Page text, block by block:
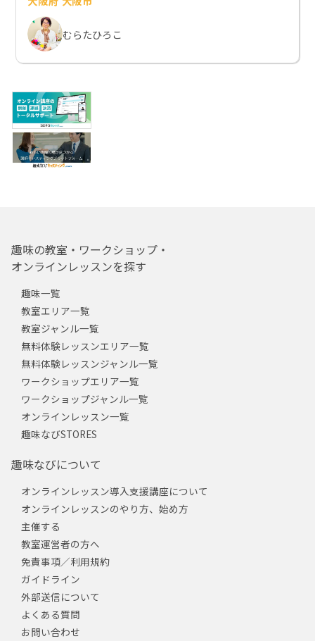
むらたひろこ
趣味の教室・ワークショップ・
オンラインレッスンを探す
趣味一覧
教室エリア一覧
教室ジャンル一覧
無料体験レッスンエリア一覧
無料体験レッスンジャンル一覧
ワークショップエリア一覧
ワークショップジャンル一覧
オンラインレッスン一覧
趣味なびSTORES
趣味なびについて
オンラインレッスン導入支援講座について
オンラインレッスンのやり方、始め方
主催する
教室運営者の方へ
免責事項／利用規約
ガイドライン
外部送信について
よくある質問
お問い合わせ